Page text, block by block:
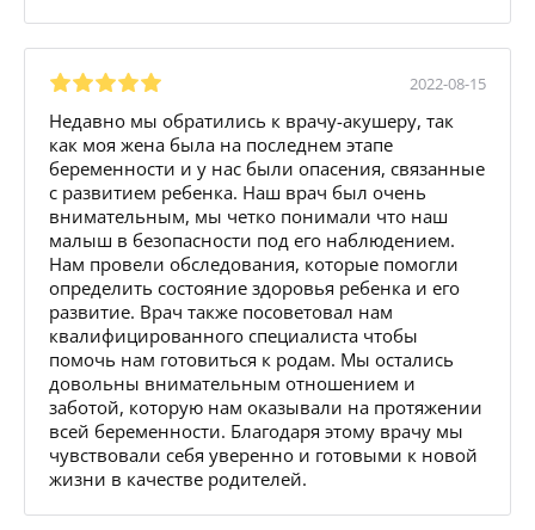
2022-08-15
Недавно мы обратились к врачу-акушеру, так
как моя жена была на последнем этапе
беременности и у нас были опасения, связанные
с развитием ребенка. Наш врач был очень
внимательным, мы четко понимали что наш
малыш в безопасности под его наблюдением.
Нам провели обследования, которые помогли
определить состояние здоровья ребенка и его
развитие. Врач также посоветовал нам
квалифицированного специалиста чтобы
помочь нам готовиться к родам. Мы остались
довольны внимательным отношением и
заботой, которую нам оказывали на протяжении
всей беременности. Благодаря этому врачу мы
чувствовали себя уверенно и готовыми к новой
жизни в качестве родителей.